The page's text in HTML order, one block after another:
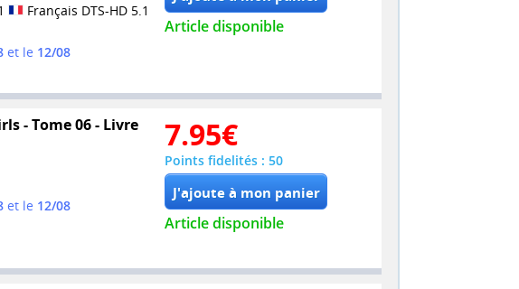
Français DTS-HD 5.1
et le 12/08
Article disponible
- Tome 06 - Livre
et le 12/08
7.95€
Points fidelités : 50
Article disponible